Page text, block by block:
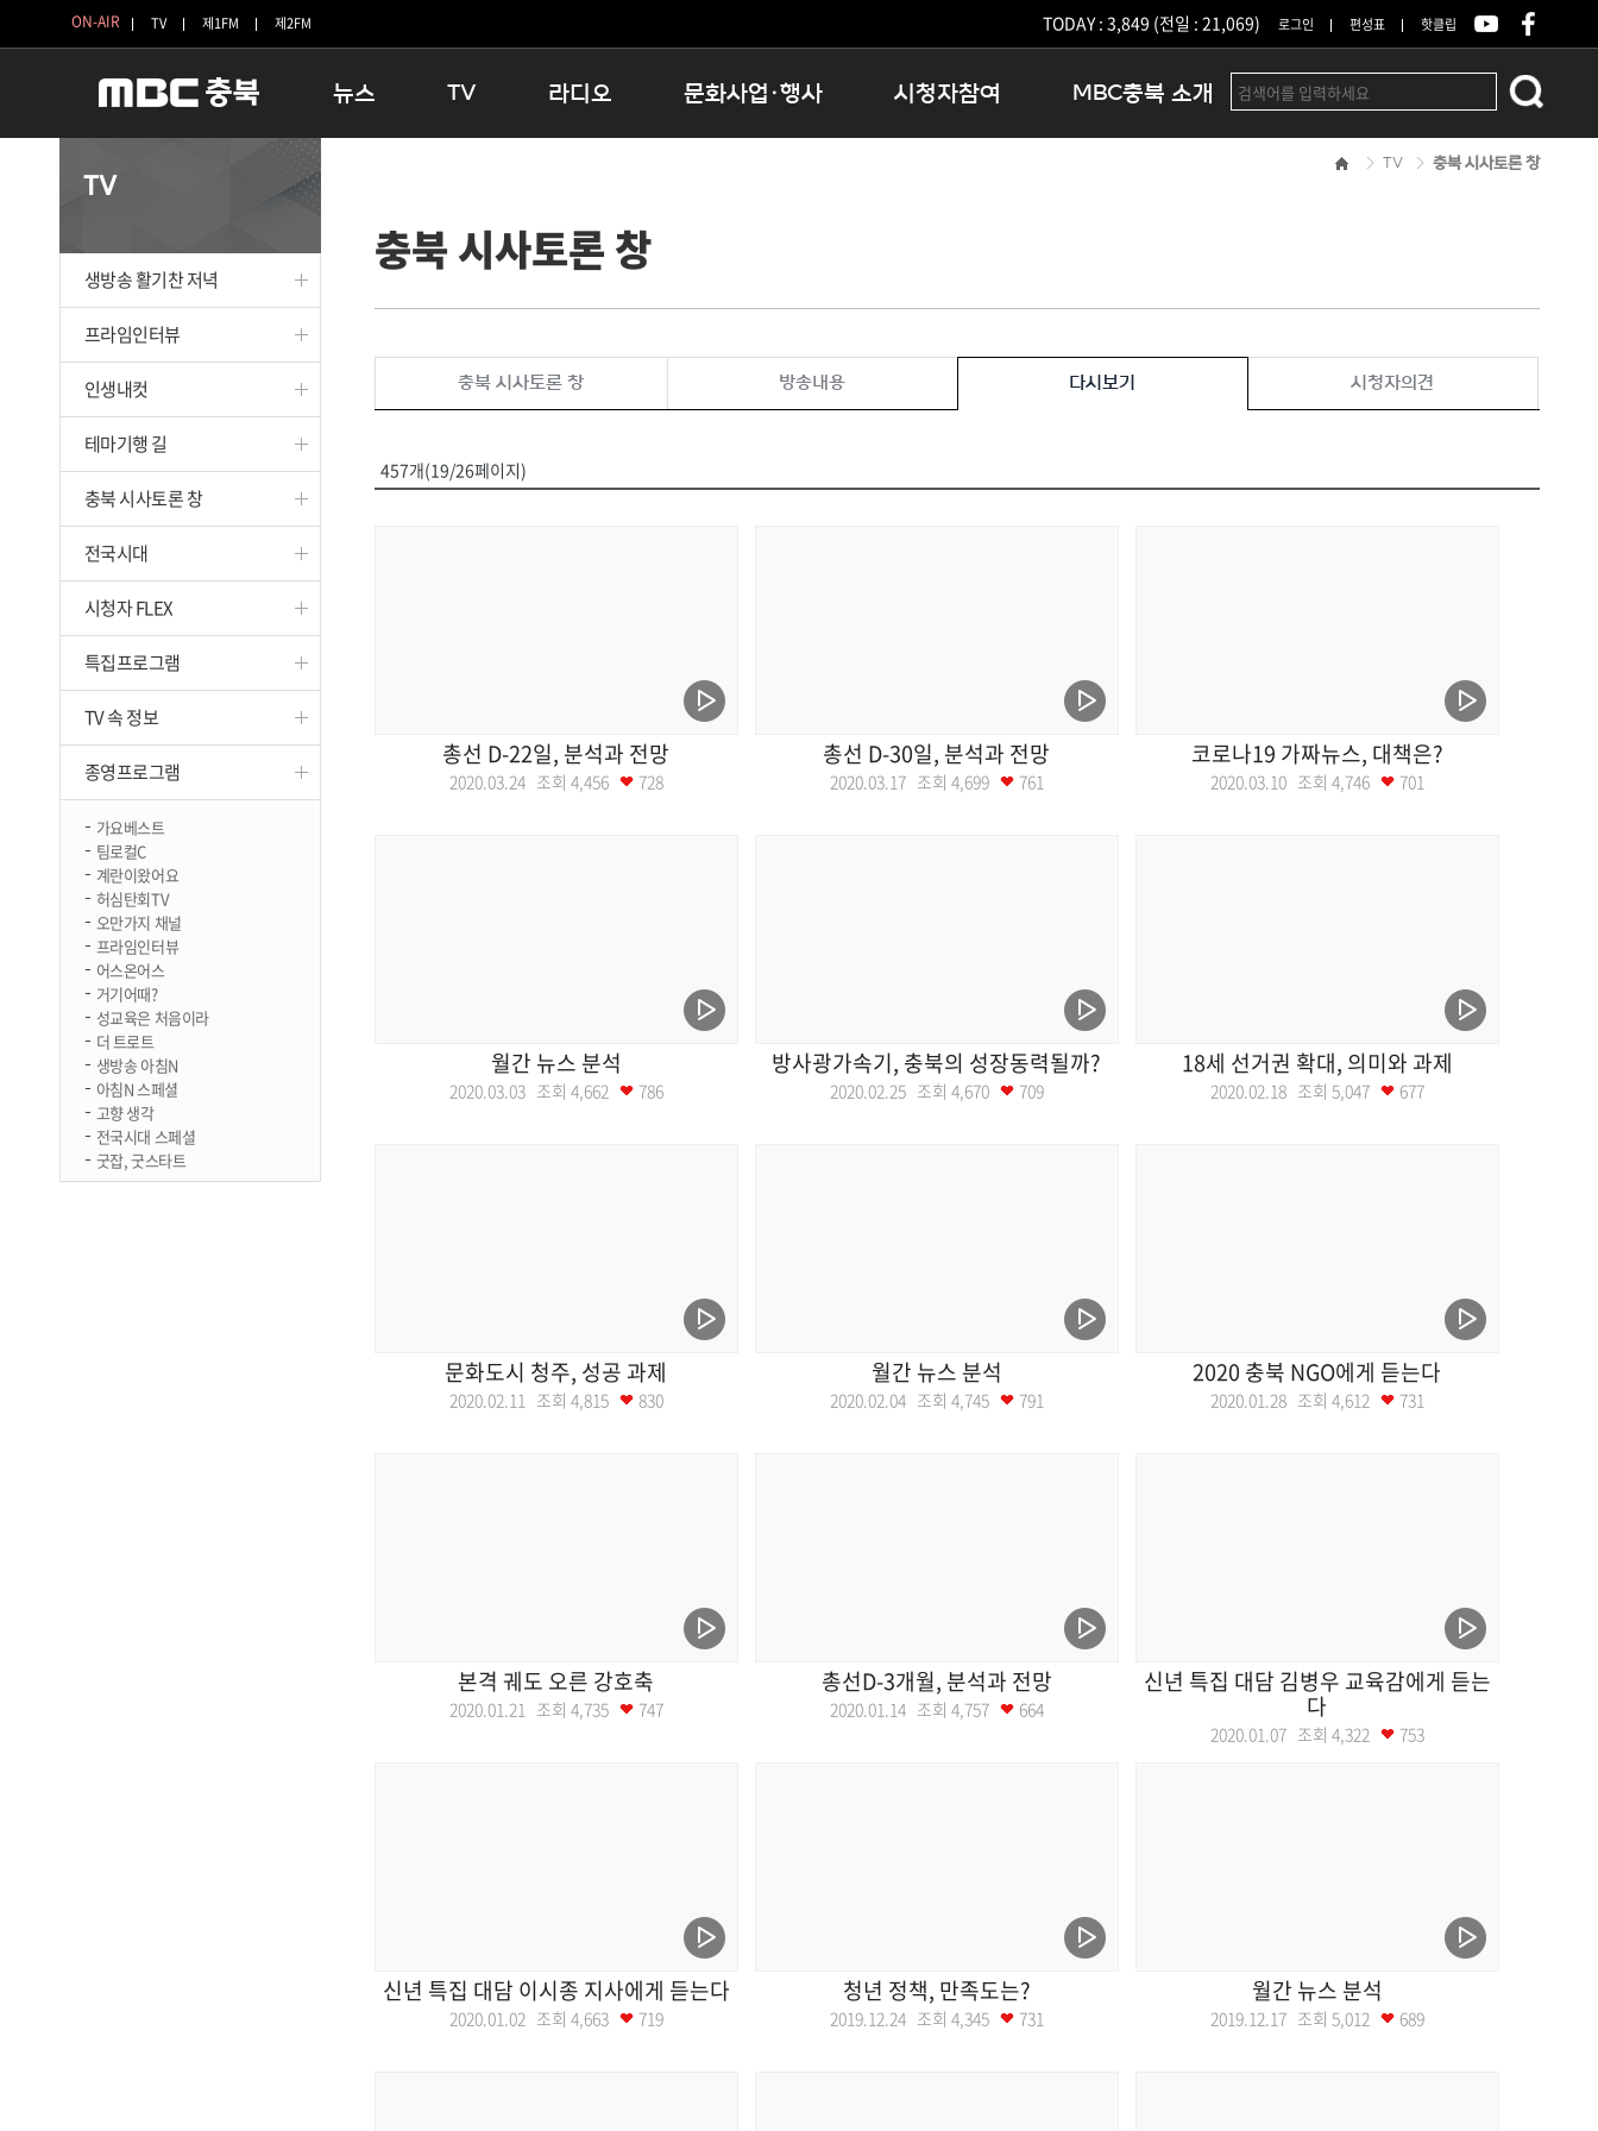
ON-AIR TV 제1FM 제2FM TODAY : 3,849 (전일 : 21,069) 로그인 편성표 핫클립
뉴스
보은
옥천
TV
인생내컷
테마기행 길
시청자 FLEX
특집프로그램
라디오
16:00 완벽한 하루
우리 고향, 부탁해!
문화사업·행사
충청북도 음식문화페스타
청원생명쌀 대청호마라톤
문화행사 아카이빙
시청자참여 MBC충북 소개
오시는길
결산공고
TV
생방송 활기찬 저녁
프라임인터뷰
인생내컷
테마기행 길
충북 시사토론 창
전국시대
시청자 FLEX
특집프로그램
TV 속 정보
종영프로그램
가요베스트
팀로컬C
계란이왔어요
허심탄회TV
오만가지 채널
프라임인터뷰
어스온어스
거기어때?
성교육은 처음이라
더 트로트
생방송 아침N
아침N 스페셜
고향 생각
전국시대 스페셜
굿잡, 굿스타트
TV 충북 시사토론 창
충북 시사토론 창
충북 시사토론 창 방송내용 다시보기 시청자의견
457개(19/26페이지)
총선 D-22일, 분석과 전망
2020.03.24 조회 4,456 728
총선 D-30일, 분석과 전망
2020.03.17 조회 4,699 761
코로나19 가짜뉴스, 대책은?
2020.03.10 조회 4,746 701
월간 뉴스 분석
2020.03.03 조회 4,662 786
방사광가속기, 충북의 성장동력될까?
2020.02.25 조회 4,670 709
18세 선거권 확대, 의미와 과제
2020.02.18 조회 5,047 677
문화도시 청주, 성공 과제
2020.02.11 조회 4,815 830
월간 뉴스 분석
2020.02.04 조회 4,745 791
2020 충북 NGO에게 듣는다
2020.01.28 조회 4,612 731
본격 궤도 오른 강호축
2020.01.21 조회 4,735 747
총선D-3개월, 분석과 전망
2020.01.14 조회 4,757 664
신년 특집 대담 김병우 교육감에게 듣는
다
2020.01.07 조회 4,322 753
신년 특집 대담 이시종 지사에게 듣는다
2020.01.02 조회 4,663 719
청년 정책, 만족도는?
2019.12.24 조회 4,345 731
월간 뉴스 분석
2019.12.17 조회 5,012 689